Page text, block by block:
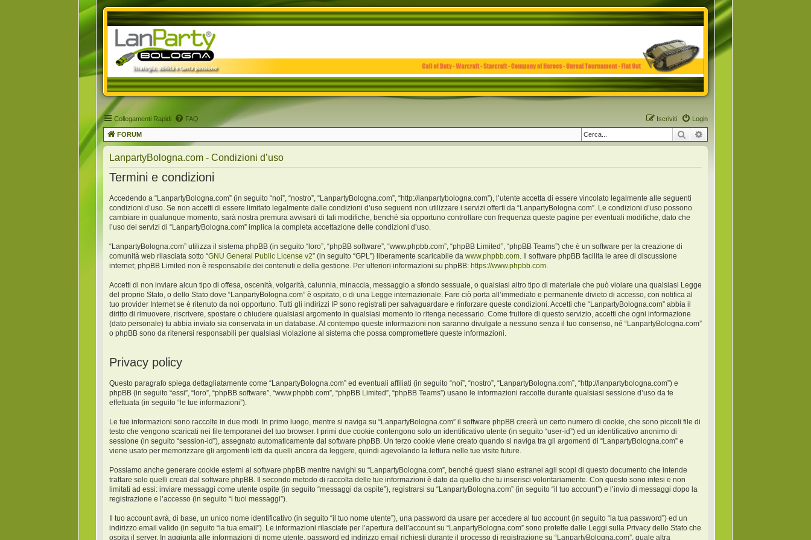
Collegamenti Rapidi FAQ Login
Iscriviti
FORUM Cerca
LanpartyBologna.com - Condizioni d’uso
Termini e condizioni
Accedendo a “LanpartyBologna.com” (in seguito “noi”, “nostro”, “LanpartyBologna.com”, “http://lanpartybologna.com”), l’utente accetta di essere vincolato legalmente alle seguenti
condizioni d’uso. Se non accetti di essere limitato legalmente dalle condizioni d’uso seguenti non utilizzare i servizi offerti da “LanpartyBologna.com”. Le condizioni d’uso possono
cambiare in qualunque momento, sarà nostra premura avvisarti di tali modifiche, benché sia opportuno controllare con frequenza queste pagine per eventuali modifiche, dato che
l’uso dei servizi di “LanpartyBologna.com” implica la completa accettazione delle condizioni d’uso.
“LanpartyBologna.com” utilizza il sistema phpBB (in seguito “loro”, “phpBB software”, “www.phpbb.com”, “phpBB Limited”, “phpBB Teams”) che è un software per la creazione di
comunità web rilasciata sotto “GNU General Public License v2” (in seguito “GPL”) liberamente scaricabile da www.phpbb.com. Il software phpBB facilita le aree di discussione
internet; phpBB Limited non è responsabile dei contenuti e della gestione. Per ulteriori informazioni su phpBB: https://www.phpbb.com.
Accetti di non inviare alcun tipo di offesa, oscenità, volgarità, calunnia, minaccia, messaggio a sfondo sessuale, o qualsiasi altro tipo di materiale che può violare una qualsiasi Legge
del proprio Stato, o dello Stato dove “LanpartyBologna.com” è ospitato, o di una Legge internazionale. Fare ciò porta all’immediato e permanente divieto di accesso, con notifica al
tuo provider Internet se è ritenuto da noi opportuno. Tutti gli indirizzi IP sono registrati per salvaguardare e rinforzare queste condizioni. Accetti che “LanpartyBologna.com” abbia il
diritto di rimuovere, riscrivere, spostare o chiudere qualsiasi argomento in qualsiasi momento lo ritenga necessario. Come fruitore di questo servizio, accetti che ogni informazione
(dato personale) tu abbia inviato sia conservata in un database. Al contempo queste informazioni non saranno divulgate a nessuno senza il tuo consenso, né “LanpartyBologna.com”
o phpBB sono da ritenersi responsabili per qualsiasi violazione al sistema che possa compromettere queste informazioni.
Privacy policy
Questo paragrafo spiega dettagliatamente come “LanpartyBologna.com” ed eventuali affiliati (in seguito “noi”, “nostro”, “LanpartyBologna.com”, “http://lanpartybologna.com”) e
phpBB (in seguito “essi”, “loro”, “phpBB software”, “www.phpbb.com”, “phpBB Limited”, “phpBB Teams”) usano le informazioni raccolte durante qualsiasi sessione d’uso da te
effettuata (in seguito “le tue informazioni”).
Le tue informazioni sono raccolte in due modi. In primo luogo, mentre si naviga su “LanpartyBologna.com” il software phpBB creerà un certo numero di cookie, che sono piccoli file di
testo che vengono scaricati nei file temporanei del tuo browser. I primi due cookie contengono solo un identificativo utente (in seguito “user-id”) ed un identificativo anonimo di
sessione (in seguito “session-id”), assegnato automaticamente dal software phpBB. Un terzo cookie viene creato quando si naviga tra gli argomenti di “LanpartyBologna.com” e
viene usato per memorizzare gli argomenti letti da quelli ancora da leggere, quindi agevolando la lettura nelle tue visite future.
Possiamo anche generare cookie esterni al software phpBB mentre navighi su “LanpartyBologna.com”, benché questi siano estranei agli scopi di questo documento che intende
trattare solo quelli creati dal software phpBB. Il secondo metodo di raccolta delle tue informazioni è dato da quello che tu inserisci volontariamente. Con questo sono intesi e non
limitati ad essi: inviare messaggi come utente ospite (in seguito “messaggi da ospite”), registrarsi su “LanpartyBologna.com” (in seguito “il tuo account”) e l’invio di messaggi dopo la
registrazione e l’accesso (in seguito “i tuoi messaggi”).
Il tuo account avrà, di base, un unico nome identificativo (in seguito “il tuo nome utente”), una password da usare per accedere al tuo account (in seguito “la tua password”) ed un
indirizzo email valido (in seguito “la tua email”). Le informazioni rilasciate per l’apertura dell’account su “LanpartyBologna.com” sono protette dalle Leggi sulla Privacy dello Stato che
ospita il server. In aggiunta alle informazioni di nome utente, password ed indirizzo email richiesti durante il processo di registrazione su “LanpartyBologna.com”, quale altra